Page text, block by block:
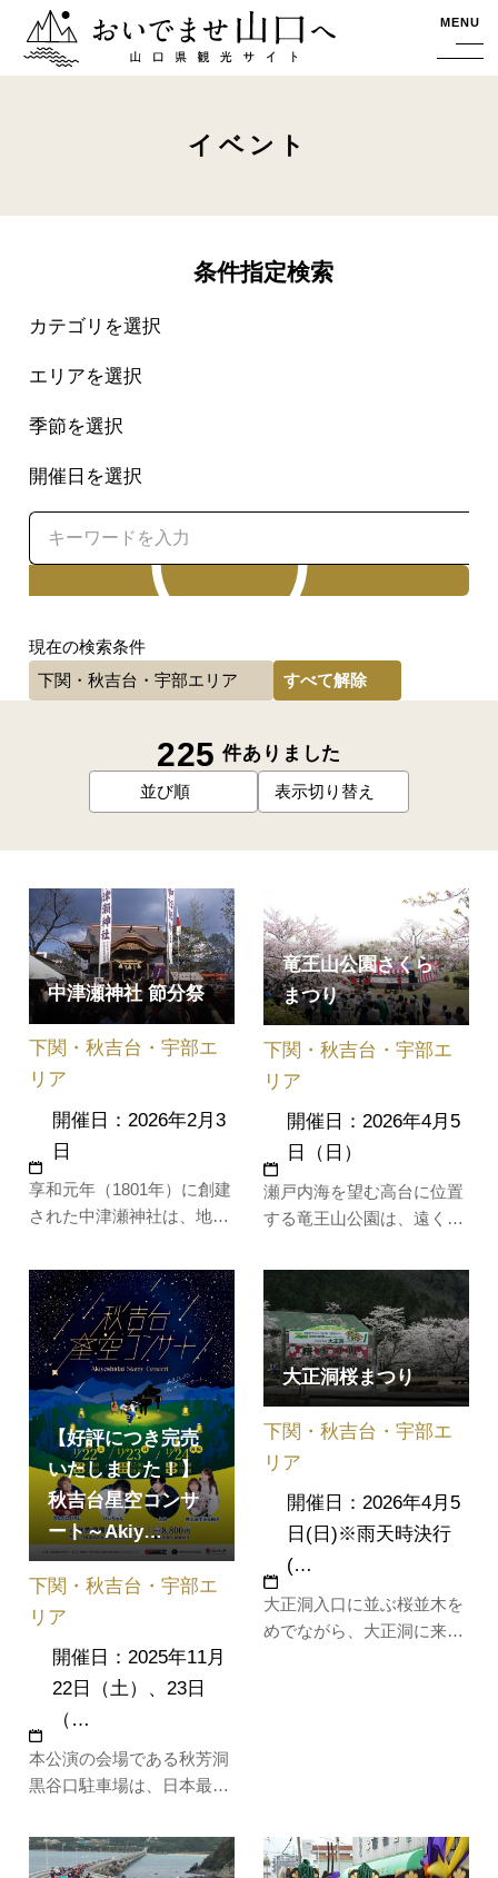
おいでませ山口へー山口県観光サイト MENU
イベント
条件指定検索
カテゴリを選択
エリアを選択
季節を選択
開催日を選択
現在の検索条件
下関・秋吉台・宇部エリア
すべて解除
225 件ありました
並び順 表示切り替え
中津瀬神社 節分祭
享和元年（1801年）に創建
された中津瀬神社は、地元
ており、湧き水を自由にい
ただくことができます。節
分祭が有名で、毎年２月に
行われ、200年以上の歴史
を持ちます。当日は、豆ま
き、どんど祭（古神札お焚
き上げ神事）、豆茶の接待
が行われ…
下関・秋吉台・宇部エ
リア
開催日：2026年2月3
日
竜王山公園さくら
まつり
瀬戸内海を望む高台に位置
する竜王山公園は、遠くに
パノラマ風景が自慢の絶景
スポットです。4月上旬か
ら中旬にかけて10,000本の
ソメイヨシノがピンクの絨
毯のように丘を染め上げま
す。毎年、桜の見頃に開催
される「竜王山公園さくら
まつり」…
下関・秋吉台・宇部エ
リア
開催日：2026年4月5
日（日）
【好評につき完売
いたしました！】
秋吉台星空コンサ
ート～Akiy…
本公演の会場である秋芳洞
黒谷口駐車場は、日本最大
が石灰岩を溶かして形成さ
れたすり鉢状の窪地）上に
下関・秋吉台・宇部エ
リア
開催日：2025年11月
22日（土）、23日
（…
大正洞桜まつり
大正洞入口に並ぶ桜並木を
めでながら、大正洞に来た
下関・秋吉台・宇部エ
リア
開催日：2026年4月5
日(日)※雨天時決行
(…